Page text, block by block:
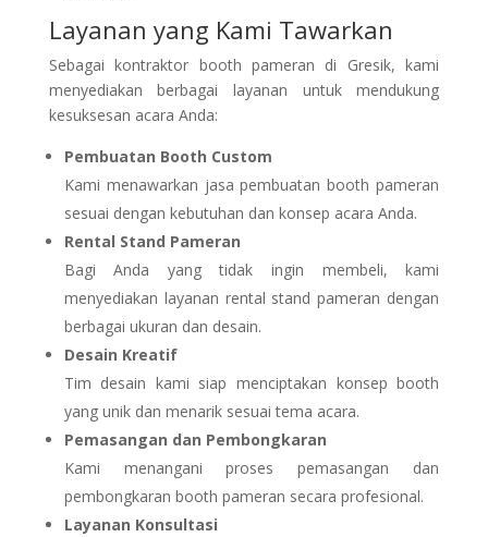
Layanan yang Kami Tawarkan
Sebagai kontraktor booth pameran di Gresik, kami
menyediakan berbagai layanan untuk mendukung
kesuksesan acara Anda:
Pembuatan Booth Custom
Kami menawarkan jasa pembuatan booth pameran
sesuai dengan kebutuhan dan konsep acara Anda.
Rental Stand Pameran
Bagi Anda yang tidak ingin membeli, kami
menyediakan layanan rental stand pameran dengan
berbagai ukuran dan desain.
Desain Kreatif
Tim desain kami siap menciptakan konsep booth
yang unik dan menarik sesuai tema acara.
Pemasangan dan Pembongkaran
Kami menangani proses pemasangan dan
pembongkaran booth pameran secara profesional.
Layanan Konsultasi